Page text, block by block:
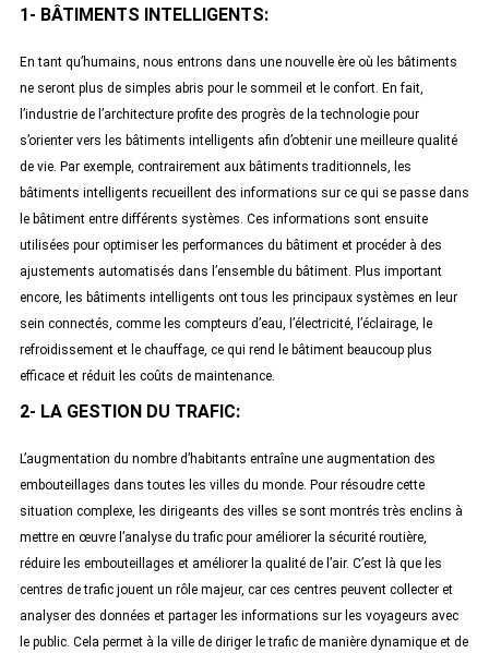
1- BÂTIMENTS INTELLIGENTS:
En tant qu’humains, nous entrons dans une nouvelle ère où les bâtiments
ne seront plus de simples abris pour le sommeil et le confort. En fait,
l’industrie de l’architecture profite des progrès de la technologie pour
s’orienter vers les bâtiments intelligents afin d’obtenir une meilleure qualité
de vie. Par exemple, contrairement aux bâtiments traditionnels, les
bâtiments intelligents recueillent des informations sur ce qui se passe dans
le bâtiment entre différents systèmes. Ces informations sont ensuite
utilisées pour optimiser les performances du bâtiment et procéder à des
ajustements automatisés dans l’ensemble du bâtiment. Plus important
encore, les bâtiments intelligents ont tous les principaux systèmes en leur
sein connectés, comme les compteurs d’eau, l’électricité, l’éclairage, le
refroidissement et le chauffage, ce qui rend le bâtiment beaucoup plus
efficace et réduit les coûts de maintenance.
2- LA GESTION DU TRAFIC:
L’augmentation du nombre d’habitants entraîne une augmentation des
embouteillages dans toutes les villes du monde. Pour résoudre cette
situation complexe, les dirigeants des villes se sont montrés très enclins à
mettre en œuvre l’analyse du trafic pour améliorer la sécurité routière,
réduire les embouteillages et améliorer la qualité de l’air. C’est là que les
centres de trafic jouent un rôle majeur, car ces centres peuvent collecter et
analyser des données et partager les informations sur les voyageurs avec
le public. Cela permet à la ville de diriger le trafic de manière dynamique et de